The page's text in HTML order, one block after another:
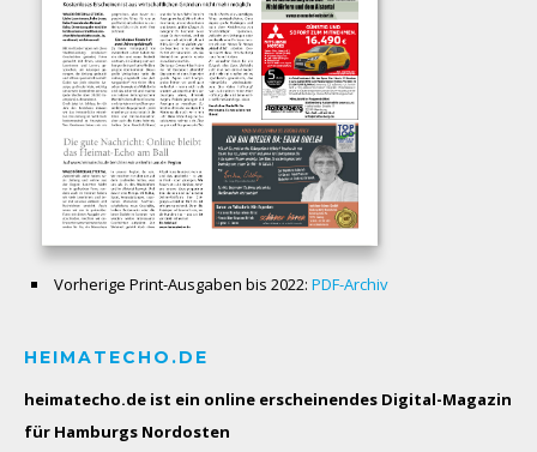
Vorherige Print-Ausgaben bis 2022: PDF-Archiv
HEIMATECHO.DE
heimatecho.de ist ein online erscheinendes Digital-Magazin
für Hamburgs Nordosten